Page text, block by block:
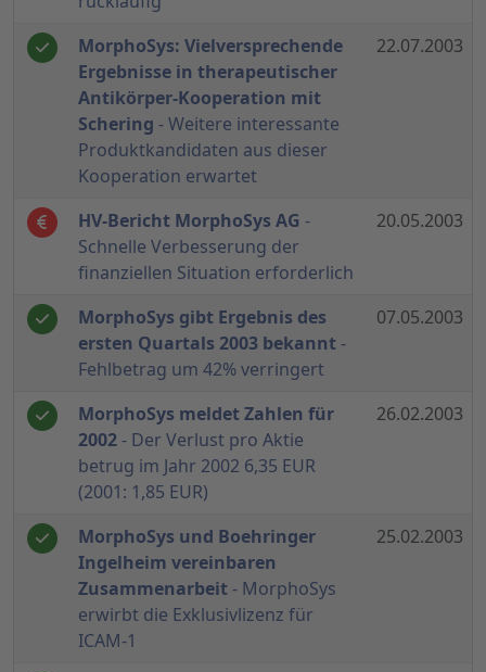
MorphoSys: Vielversprechende
Ergebnisse in therapeutischer
Antikörper-Kooperation mit
Schering - Weitere interessante
Produktkandidaten aus dieser
Kooperation erwartet
22.07.2003
HV-Bericht MorphoSys AG -
Schnelle Verbesserung der
finanziellen Situation erforderlich
20.05.2003
MorphoSys gibt Ergebnis des
ersten Quartals 2003 bekannt -
Fehlbetrag um 42% verringert
07.05.2003
MorphoSys meldet Zahlen für
2002- Der Verlust pro Aktie
betrug im Jahr 2002 6,35 EUR
(2001: 1,85 EUR)
26.02.2003
MorphoSys und Boehringer
Ingelheim vereinbaren
Zusammenarbeit - MorphoSys
erwirbt die Exklusivlizenz für
ICAM-1
25.02.2003